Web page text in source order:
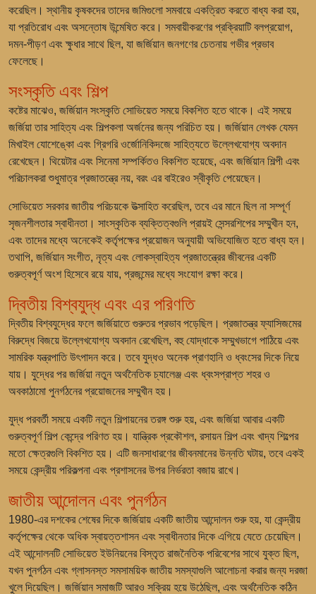
করেছিল। স্থানীয় কৃষকদের তাদের জমিগুলো সমবায়ে একত্রিত করতে বাধ্য করা হয়,
যা প্রতিরোধ এবং অসন্তোষ উন্মেষিত করে। সমবায়ীকরণের প্রক্রিয়াটি বলপ্রয়োগ,
দমন-পীড়ণ এবং ক্ষুধার সাথে ছিল, যা জর্জিয়ান জনগণের চেতনায় গভীর প্রভাব
ফেলেছে।
সংস্কৃতি এবং শিল্প
কষ্টের মাঝেও, জর্জিয়ান সংস্কৃতি সোভিয়েত সময়ে বিকশিত হতে থাকে। এই সময়ে
জর্জিয়া তার সাহিত্য এবং শিল্পকলা অর্জনের জন্য পরিচিত হয়। জর্জিয়ান লেখক যেমন
মিখাইল যোশেঙ্কো এবং গ্রিগরি ওর্জোনিকিদজে সাহিত্যতে উল্লেখযোগ্য অবদান
রেখেছেন। থিয়েটার এবং সিনেমা সম্পর্কিতও বিকশিত হয়েছে, এবং জর্জিয়ান শিল্পী এবং
পরিচালকরা শুধুমাত্র প্রজাতন্ত্রে নয়, বরং এর বাইরেও স্বীকৃতি পেয়েছেন।
সোভিয়েত সরকার জাতীয় পরিচয়কে উত্সাহিত করেছিল, তবে এর মানে ছিল না সম্পূর্ণ
সৃজনশীলতার স্বাধীনতা। সাংস্কৃতিক ব্যক্তিত্বগুলি প্রায়ই সেন্সরশিপের সম্মুখীন হন,
এবং তাদের মধ্যে অনেকেই কর্তৃপক্ষের প্রয়োজন অনুযায়ী অভিযোজিত হতে বাধ্য হন।
তথাপি, জর্জিয়ান সংগীত, নৃত্য এবং লোকস্বাহিত্য প্রজাতন্ত্রের জীবনের একটি
গুরুত্বপূর্ণ অংশ হিসেবে রয়ে যায়, প্রজন্মের মধ্যে সংযোগ রক্ষা করে।
দ্বিতীয় বিশ্বযুদ্ধ এবং এর পরিণতি
দ্বিতীয় বিশ্বযুদ্ধের ফলে জর্জিয়াতে গুরুতর প্রভাব পড়েছিল। প্রজাতন্ত্র ফ্যাসিজমের
বিরুদ্ধে বিজয়ে উল্লেখযোগ্য অবদান রেখেছিল, বহু যোদ্ধাকে সম্মুখভাগে পাঠিয়ে এবং
সামরিক যন্ত্রপাতি উৎপাদন করে। তবে যুদ্ধও অনেক প্রাণহানি ও ধ্বংসের দিকে নিয়ে
যায়। যুদ্ধের পর জর্জিয়া নতুন অর্থনৈতিক চ্যালেঞ্জ এবং ধ্বংসপ্রাপ্ত শহর ও
অবকাঠামো পুনর্গঠনের প্রয়োজনের সম্মুখীন হয়।
যুদ্ধ পরবর্তী সময়ে একটি নতুন শিল্পায়নের তরঙ্গ শুরু হয়, এবং জর্জিয়া আবার একটি
গুরুত্বপূর্ণ শিল্প কেন্দ্রে পরিণত হয়। যান্ত্রিক প্রকৌশল, রসায়ন শিল্প এবং খাদ্য শিল্পের
মতো ক্ষেত্রগুলি বিকশিত হয়। এটি জনসাধারণের জীবনমানের উন্নতি ঘটায়, তবে একই
সময়ে কেন্দ্রীয় পরিকল্পনা এবং প্রশাসনের উপর নির্ভরতা বজায় রাখে।
জাতীয় আন্দোলন এবং পুনর্গঠন
1980-এর দশকের শেষের দিকে জর্জিয়ায় একটি জাতীয় আন্দোলন শুরু হয়, যা কেন্দ্রীয়
কর্তৃপক্ষের থেকে অধিক স্বায়ত্তশাসন এবং স্বাধীনতার দিকে এগিয়ে যেতে চেয়েছিল।
এই আন্দোলনটি সোভিয়েত ইউনিয়নের বিস্তৃত রাজনৈতিক পরিবেশের সাথে যুক্ত ছিল,
যখন পুনর্গঠন এবং গ্লাসনস্ত সমসাময়িক জাতীয় সমস্যাগুলি আলোচনা করার জন্য দরজা
খুলে দিয়েছিল। জর্জিয়ান সমাজটি আরও সক্রিয় হয়ে উঠেছিল, এবং অর্থনৈতিক কঠিন